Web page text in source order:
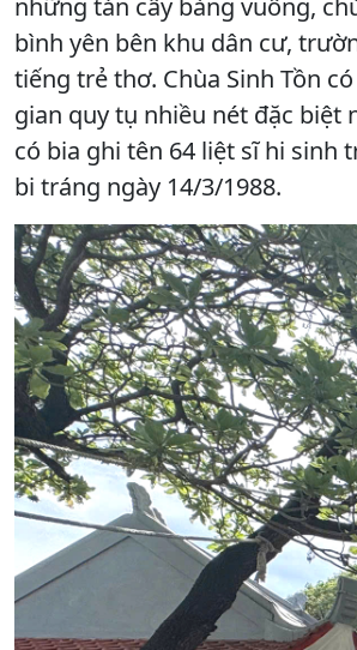
những tán cây bàng vuông,
bình yên bên khu dân cư,
tiếng trẻ thơ. Chùa Sinh Tồn
gian quy tụ nhiều nét đặc biệt
có bia ghi tên 64 liệt sĩ hi sinh
bi tráng ngày 14/3/1988.